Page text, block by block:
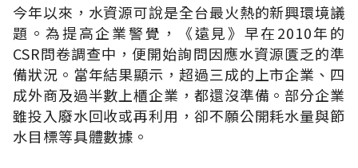
今年以來，水資源可說是全台最火熱的新興環境議
題。為提高企業警覺，《遠見》早在2010年的
CSR問卷調查中，便開始詢問因應水資源匱乏的準
備狀況。當年結果顯示，超過三成的上市企業、四
成外商及過半數上櫃企業，都還沒準備。部分企業
雖投入廢水回收或再利用，卻不願公開耗水量與節
水目標等具體數據。